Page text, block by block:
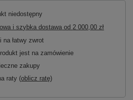
niedostępny
i szybka dostawa od2 000,00 zł
na łatwy zwrot
jest na zamówienie
zakupy
raty (oblicz ratę)